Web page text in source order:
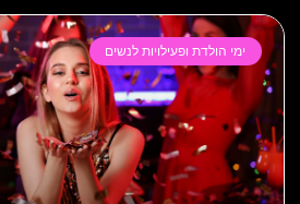
ימי הולדת ופעילויות לנשים